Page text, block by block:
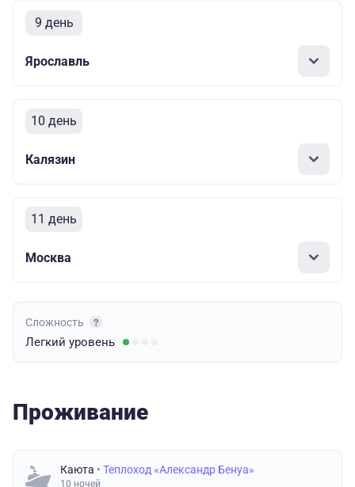
9 день
Ярославль
10 день
Калязин
11 день
Москва
Сложность
Легкий уровень
Проживание
Каюта • Теплоход «Александр Бенуа»
10 ночей